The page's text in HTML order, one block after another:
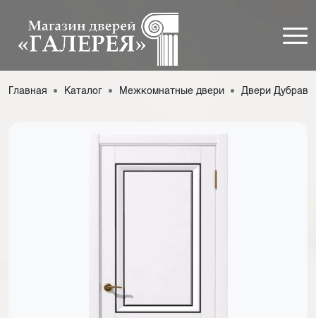
Главная Каталог Межкомнатные двери Двери Дубрава